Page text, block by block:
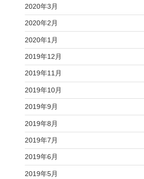
2020年3月
2020年2月
2020年1月
2019年12月
2019年11月
2019年10月
2019年9月
2019年8月
2019年7月
2019年6月
2019年5月